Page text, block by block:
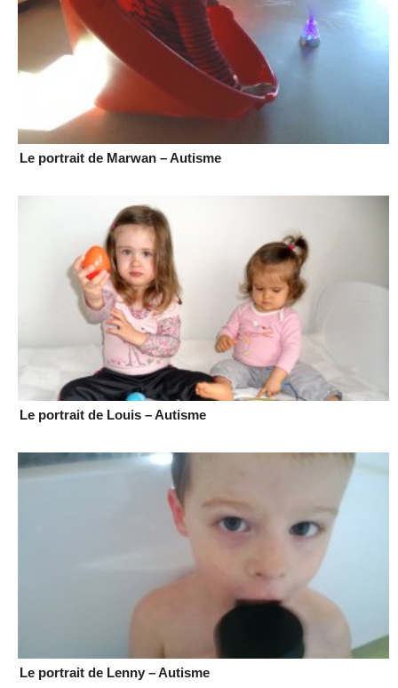
Le portrait de Marwan – Autisme
Le portrait de Louis – Autisme
Le portrait de Lenny – Autisme